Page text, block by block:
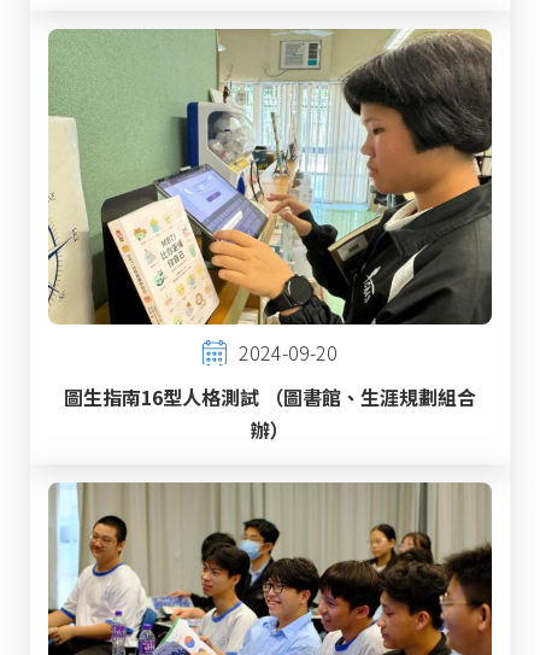
2024-09-20
圖生指南16型人格測試 （圖書館、生涯規劃組合
辦）